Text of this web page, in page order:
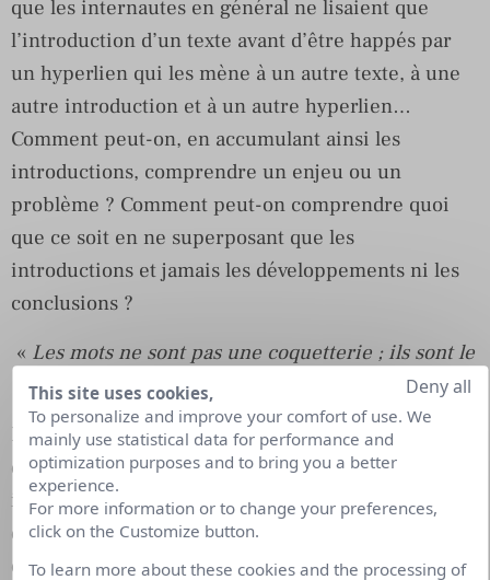
que les internautes en général ne lisaient que
l’introduction d’un texte avant d’être happés par
un hyperlien qui les mène à un autre texte, à une
autre introduction et à un autre hyperlien…
Comment peut-on, en accumulant ainsi les
introductions, comprendre un enjeu ou un
problème ? Comment peut-on comprendre quoi
que ce soit en ne superposant que les
introductions et jamais les développements ni les
conclusions ?
« Les mots ne sont pas une coquetterie ; ils sont le
vecteur de la compréhension.
L’information en continu nous donne l’impression
d’être au cœur de la nouvelle ; cependant, son
instantanéité et son absence de recul rendent
difficile, voire impossible, de se faire une idée ou
de se forger une opinion,hyper-médiatisés, nous
This site uses cookies,
To personalize and improve your comfort of use. We
mainly use statistical data for performance and
optimization purposes and to bring you a better
experience.
For more information or to change your preferences,
click on the Customize button.
To learn more about these cookies and the processing of
Deny all